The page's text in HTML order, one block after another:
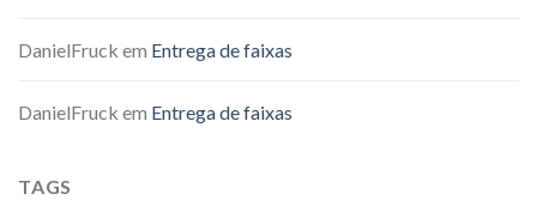
DanielFruck em Entrega de faixas
DanielFruck em Entrega de faixas
TAGS